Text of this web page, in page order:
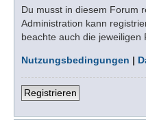
Du musst in diesem Forum
Administration kann
beachte auch die jeweiligen
Nutzungsbedingungen |
Registrieren